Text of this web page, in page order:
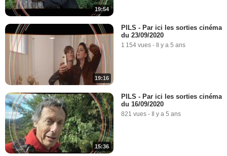
19:54
19:16
PILS - Par ici les sorties cinéma
du 23/09/2020
1 154 vues - Il y a 5 ans
15:36
PILS - Par ici les sorties cinéma
du 16/09/2020
821 vues - Il y a 5 ans